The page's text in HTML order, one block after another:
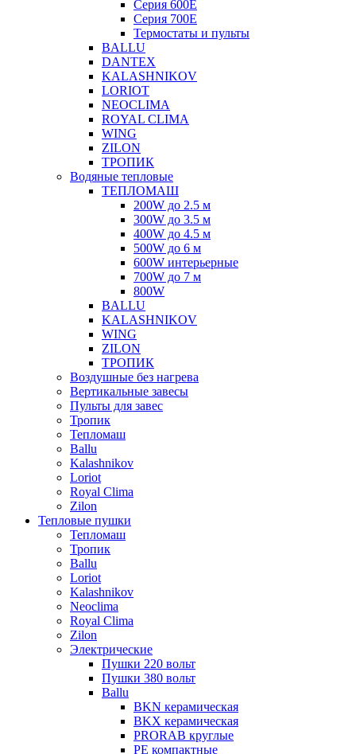
Серия 600E
Серия 700E
Термостаты и пульты
BALLU
DANTEX
KALASHNIKOV
LORIOT
NEOCLIMA
ROYAL CLIMA
WING
ZILON
ТРОПИК
Водяные тепловые
ТЕПЛОМАШ
200W до 2.5 м
300W до 3.5 м
400W до 4.5 м
500W до 6 м
600W интерьерные
700W до 7 м
800W
BALLU
KALASHNIKOV
WING
ZILON
ТРОПИК
Воздушные без нагрева
Вертикальные завесы
Пульты для завес
Тропик
Тепломаш
Ballu
Kalashnikov
Loriot
Royal Clima
Zilon
Тепловые пушки
Тепломаш
Тропик
Ballu
Loriot
Kalashnikov
Neoclima
Royal Clima
Zilon
Электрические
Пушки 220 вольт
Пушки 380 вольт
Ballu
BKN керамическая
BKX керамическая
PRORAB круглые
PE компактные